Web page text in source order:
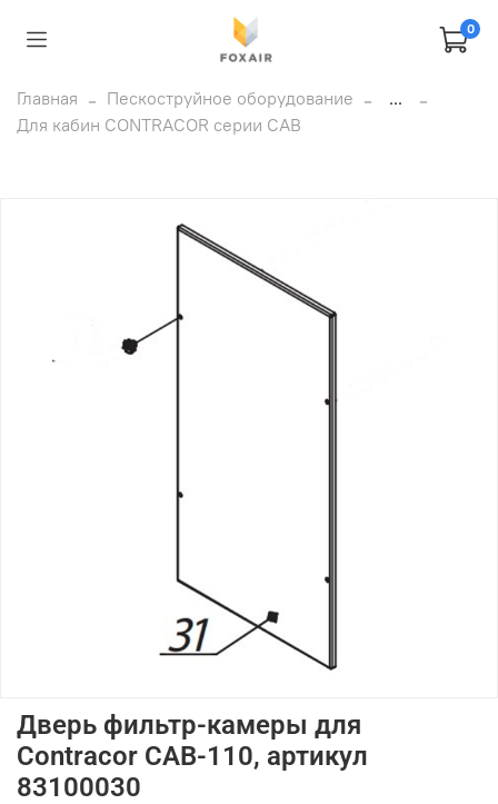
0
Главная Пескоструйное оборудование
...
Для кабин CONTRACOR серии CAB
Дверь фильтр-камеры для
Contracor CAB-110, артикул
83100030